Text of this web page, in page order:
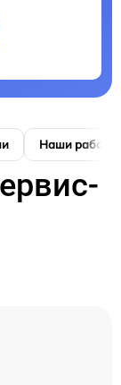
Наши работы